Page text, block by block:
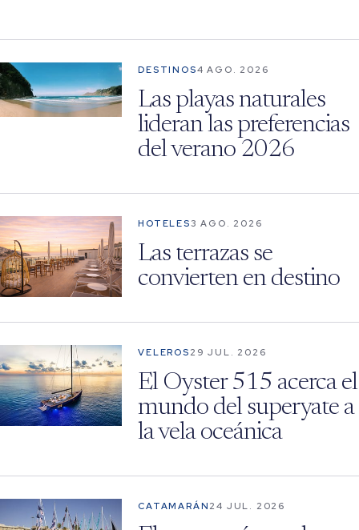
DESTINOS4 AGO. 2026
Las playas naturales
lideran las preferencias
del verano 2026
HOTELES3 AGO. 2026
Las terrazas se
convierten en destino
VELEROS 29 JUL. 2026
El Oyster 515 acerca el
mundo del superyate a
la vela oceánica
CATAMARÁN 24 JUL. 2026